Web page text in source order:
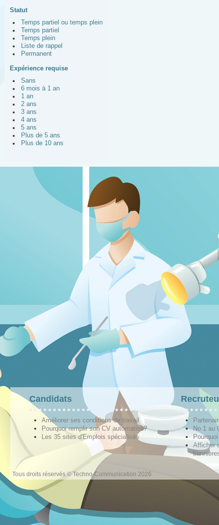
Statut
Temps partiel ou temps plein
Temps partiel
Temps plein
Liste de rappel
Permanent
Expérience requise
Sans
6 mois à 1 an
1 an
2 ans
3 ans
4 ans
5 ans
Plus de 5 ans
Plus de 10 ans
Candidats
Améliorer ses conditions de travail
Pourquoi remplir son CV automatisé?
Les 35 sites d'Emplois spécialisés
No 1 au
Afficher
Tous droits réservés © Techno-Communication 2026